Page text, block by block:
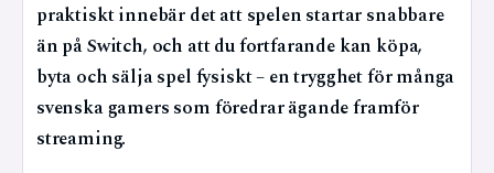
praktiskt innebär det att spelen startar snabbare
än på Switch, och att du fortfarande kan köpa,
byta och sälja spel fysiskt – en trygghet för många
svenska gamers som föredrar ägande framför
streaming.